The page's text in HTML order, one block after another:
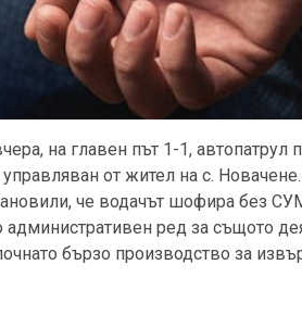
на главен път 1-1,
управляван от жител на с.
че водачът шофира без
административен ред за същото
бързо производство за